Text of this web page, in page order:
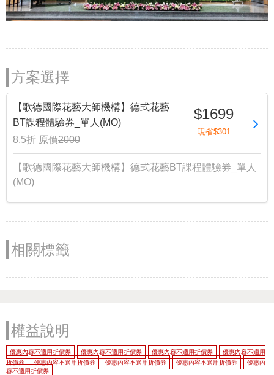
方案選擇
【歌德國際花藝大師機構】德式花藝
BT課程體驗券_單人(MO)
8.5折 原價2000
$1699
現省$301
【歌德國際花藝大師機構】德式花藝BT課程體驗券_單人
(MO)
相關標籤
權益說明
優惠內容不適用折價券 優惠內容不適用折價券 優惠內容不適用折價券
優惠內容不適用
折價券
優惠內容不適用折價券 優惠內容不適用折價券 優惠內容不適用折價券
優惠內
容不適用折價券